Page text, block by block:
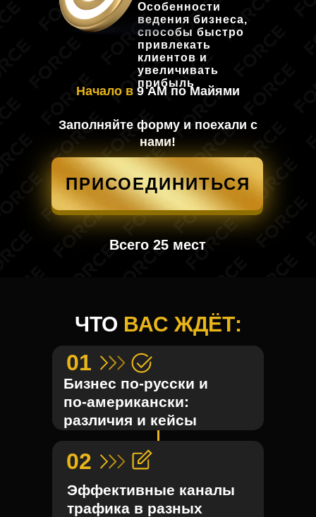
Особенности
ведения бизнеса,
способы быстро
привлекать
клиентов и
увеличивать
прибыль
Начало в 9 AM по Майями
Заполняйте форму и поехали с
нами!
ПРИСОЕДИНИТЬСЯ
Всего 25 мест
ЧТО ВАС ЖДЁТ:
Бизнес по-русски и
по-американски:
различия и кейсы
Эффективные каналы
трафика в разных
01
02